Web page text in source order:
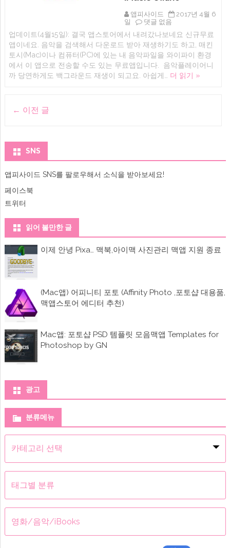
어
&
Mp3
노
래
스
트
리
밍
앱피사이드
2017년 4월 6
일
아
폰,
아
이
패
드
신
및
퓨
으
음
가
능
레
Offline
댓글 없음
업데이트(4월15일): 결국 앱스토어에서 내려갔나보네요 신규무료
앱이네요. 음악을 검색해서 다운로드 받아 재생하기도 하고, 매킨
토시(Mac)이나 컴퓨터(PC)에 있는 내 음악파일을 와이파이 환경
에서 이 앱으로 전송할 수도 있는 무료앱입니다. 음악플레이어니
까 당연하게도 백그라운드 재생이 되고요. 아쉽게… 더 읽기 »
← 이전 글
SNS
앱피사이드 SNS를 팔로우해서 소식을 받아보세요!
페이스북
트위터
읽어 볼만한 글
이제 안녕 Pixa… 맥북,아이맥 사진관리 맥앱 지원 종료
(Mac앱) 어피니티 포토 (Affinity Photo ,포토샵 대용품,
맥앱스토어 에디터 추천)
Mac앱: 포토샵 PSD 템플릿 모음맥앱 Templates for
Photoshop by GN
광고
분류메뉴
분
류
뉴
태그별 분류
영화/음악/iBooks